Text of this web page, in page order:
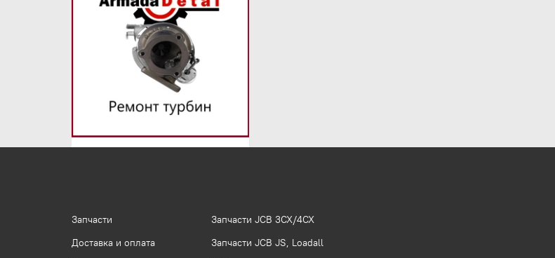
Запчасти
Доставка и оплата
Запчасти JCB 3CX/4CX
Запчасти JCB JS, Loadall